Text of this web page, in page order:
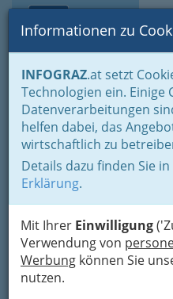
Informationen zu
INFOGRAZ.at setzt
Technologien ein. Einige
Datenverarbeitungen
helfen dabei, das
wirtschaftlich zu
Details dazu finden Sie
Erklärung.
Mit Ihrer Einwilligung
Verwendung von
Werbung können Sie
nutzen.
Home Branchen
Einkaufen
Handel in Graz
Dinge des
Lebensmittelhandel allgemein
Renate Maria
Tober 64, 8163 Fladnitz
+43 3179 232 10
Karte